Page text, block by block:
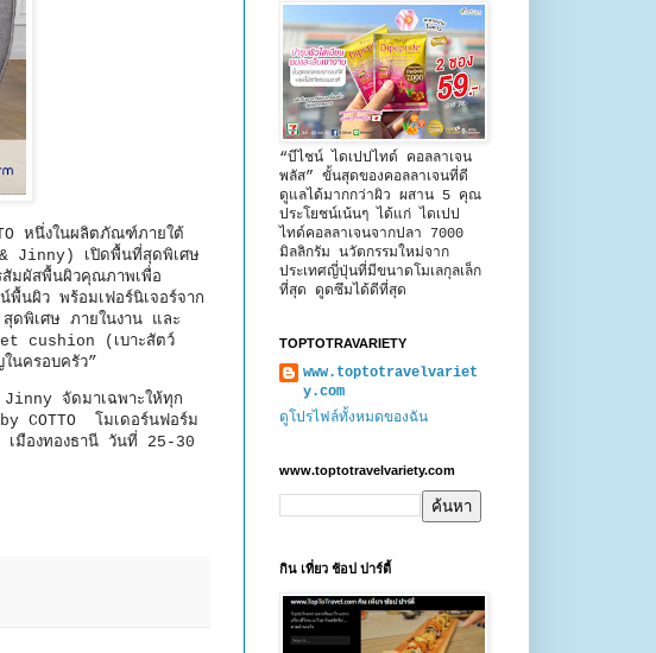
หนึ่งในผลิตภัณฑ์ภายใต้
Jinny) เปิดพื้นที่สุดพิเศษ
มผัสพื้นผิวคุณภาพเพื่อ
นผิว พร้อมเฟอร์นิเจอร์จาก
พิเศษ ภายในงาน และ
cushion (เบาะสัตว์
นครอบครัว”
Jinny จัดมาเฉพาะให้ทุก
COTTO โมเดอร์นฟอร์ม
เมืองทองธานี วันที่ 25-30
“บีไชน์ ไดเปปไทด์ คอลลาเจน
พลัส” ขั้นสุดของคอลลาเจนที่ดี
ดูแลได้มากกว่าผิว ผสาน 5 คุณ
ประโยชน์เน้นๆ ได้แก่ ไดเปป
ไทด์คอลลาเจนจากปลา 7000
มิลลิกรัม นวัตกรรมใหม่จาก
ประเทศญี่ปุ่นที่มีขนาดโมเลกุลเล็ก
ที่สุด ดูดซึมได้ดีที่สุด
TOPTOTRAVARIETY
www.toptotravelvariet
y.com
ดูโปรไฟล์ทั้งหมดของฉัน
www.toptotravelvariety.com
กิน เที่ยว ช้อป ปาร์ตี้